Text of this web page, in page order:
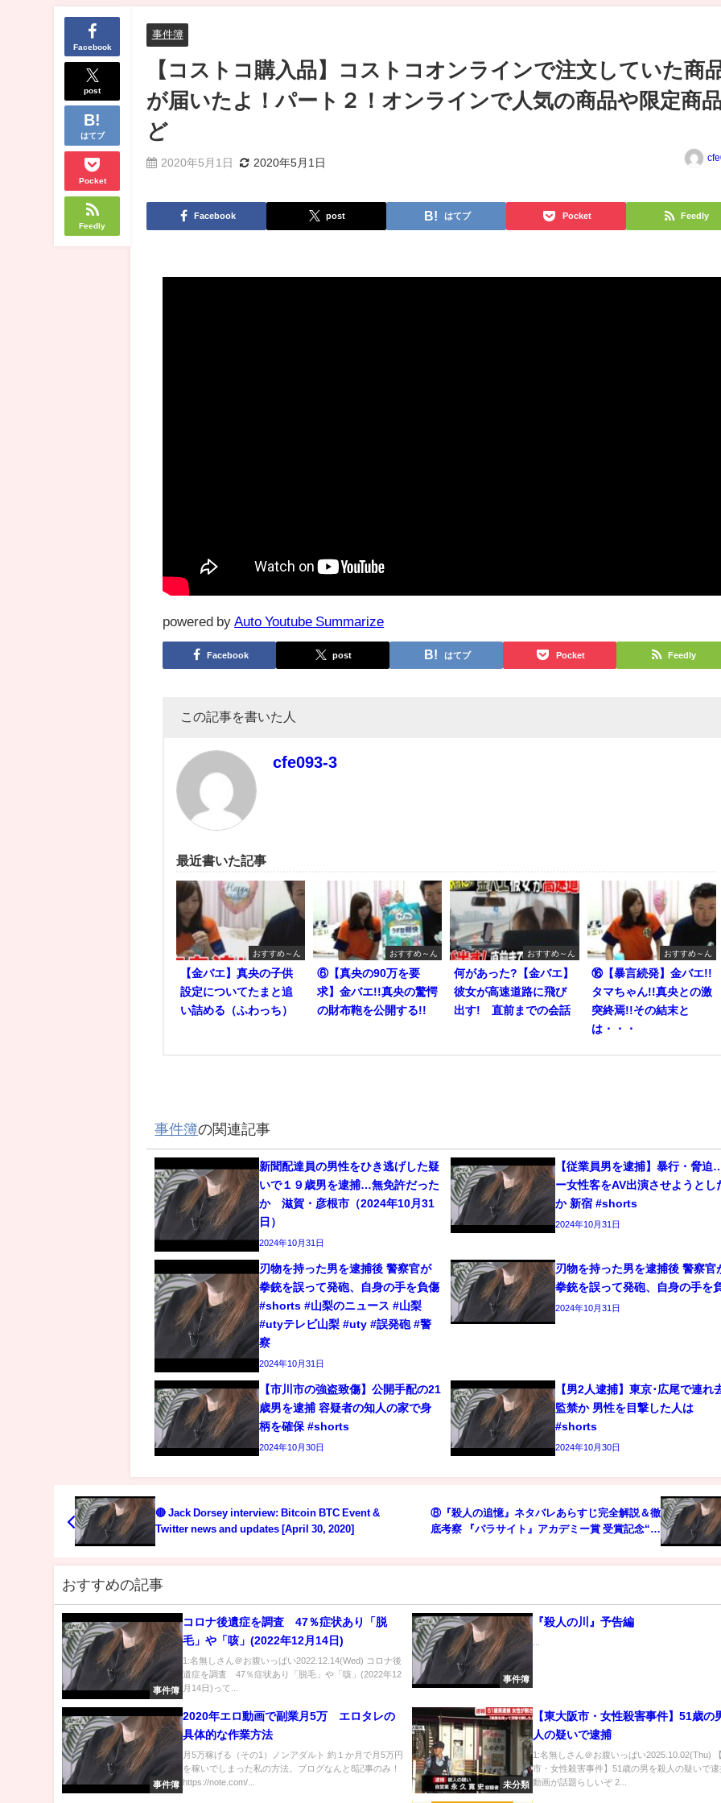
Facebook
post
はてブ
Pocket
Feedly
事件簿
【コストコ購入品】コストコオンラインで注文していた商
が届いたよ！パート２！オンラインで人気の商品や限定商
ど
2020年5月1日 2020年5月1日
Facebook post はてブ Pocket Feedly
powered by Auto Youtube Summarize
Facebook post はてブ Pocket Feedly
この記事を書いた人
cfe093-3
最近書いた記事
おすすめ～ん
【金バエ】真央の子供
設定についてたまと追
い詰める（ふわっち）
おすすめ～ん
⑥【真央の90万を要
求】金バエ!!真央の驚愕
の財布鞄を公開する!!
おすすめ～ん
何があった?【金バエ】
彼女が高速道路に飛び
出す! 直前までの会話
おすすめ～ん
⑯【暴言続発】金バエ!!
タマちゃん!!真央との激
突終焉!!その結末と
は・・・
事件簿の関連記事
新聞配達員の男性をひき逃げした疑
いで１９歳男を逮捕…無免許だった
か 滋賀・彦根市（2024年10月31
日）
2024年10月31日
【従業員男を逮捕】暴行・脅迫
ー女性客をAV出演させようとし
か 新宿 #shorts
2024年10月31日
刃物を持った男を逮捕後 警察官が
拳銃を誤って発砲、自身の手を負傷
#shorts #山梨のニュース #山梨
#utyテレビ山梨 #uty #誤発砲 #警
察
2024年10月31日
刃物を持った男を逮捕後 警察官
拳銃を誤って発砲、自身の手を
2024年10月31日
【市川市の強盗致傷】公開手配の21
歳男を逮捕 容疑者の知人の家で身
柄を確保 #shorts
2024年10月30日
【男2人逮捕】東京･広尾で連れ
監禁か 男性を目撃した人は
#shorts
2024年10月30日
🔴 Jack Dorsey interview: Bitcoin BTC Event &
Twitter news and updates [April 30, 2020]
⑧『殺人の追憶』ネタバレあらすじ完全解説＆徹
底考察 『パラサイト』アカデミー賞 受賞記念“ポ
おすすめの記事
事件簿
コロナ後遺症を調査 47％症状あり「脱
毛」や「咳」(2022年12月14日)
1:名無しさん＠お腹いっぱい2022.12.14(Wed) コロナ後
遺症を調査 47％症状あり「脱毛」や「咳」(2022年12
月14日)って...
事件簿
『殺人の川』予告編
事件簿
2020年エロ動画で副業月5万 エロタレの
具体的な作業方法
月5万稼げる（その1）ノンアダルト 約１か月で月5万円
を稼いでしまった私の方法。ブログなんと8記事のみ！
https://note.com/...
未分類
【東大阪市・女性殺害事件】51歳の
人の疑いで逮捕
1:名無しさん＠お腹いっぱい2025.10.02(Thu)
市・女性殺害事件】51歳の男を殺人の疑いで逮
動画が話題らしいぞ 2...